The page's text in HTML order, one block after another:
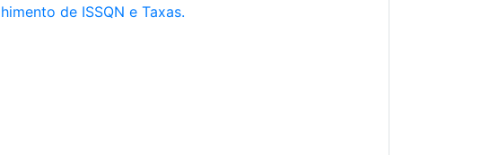
de ISSQN e Taxas.